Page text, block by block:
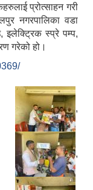
प्रोत्साहन गरी
नगरपालिका वडा
इलेक्ट्रिक स्प्रे पम्प,
गरेको हो।
,
,